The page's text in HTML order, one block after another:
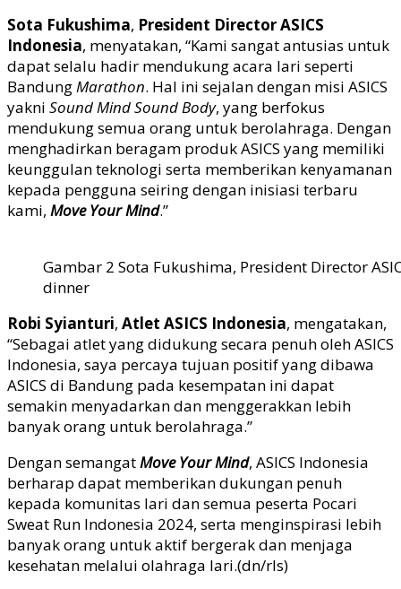
Sota Fukushima, President Director ASICS
Indonesia, menyatakan, “Kami sangat antusias untuk
dapat selalu hadir mendukung acara lari seperti
BandungMarathon. Hal ini sejalan dengan misi ASICS
yakni Sound Mind Sound Body, yang berfokus
mendukung semua orang untuk berolahraga. Dengan
menghadirkan beragam produk ASICS yang memiliki
keunggulan teknologi serta memberikan kenyamanan
kepada pengguna seiring dengan inisiasi terbaru
kami, Move Your Mind.”
Gambar 2 Sota Fukushima, President Director
dinner
Robi Syianturi, Atlet ASICS Indonesia, mengatakan,
“Sebagai atlet yang didukung secara penuh oleh ASICS
Indonesia, saya percaya tujuan positif yang dibawa
ASICS di Bandung pada kesempatan ini dapat
semakin menyadarkan dan menggerakkan lebih
banyak orang untuk berolahraga.”
Dengan semangatMove Your Mind, ASICS Indonesia
berharap dapat memberikan dukungan penuh
kepada komunitas lari dan semua peserta Pocari
Sweat Run Indonesia 2024, serta menginspirasi lebih
banyak orang untuk aktif bergerak dan menjaga
kesehatan melalui olahraga lari.(dn/rls)